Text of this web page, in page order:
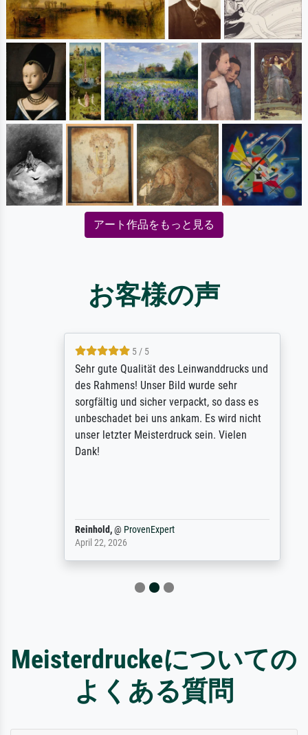
アート作品をもっと見る
お客様の声
5 / 5
Sehr gute Qualität des Leinwanddrucks und
des Rahmens! Unser Bild wurde sehr
sorgfältig und sicher verpackt, so dass es
unbeschadet bei uns ankam. Es wird nicht
unser letzter Meisterdruck sein. Vielen
Dank!
Reinhold,@ProvenExpert
April 22, 2026
Meisterdruckeについての
よくある質問